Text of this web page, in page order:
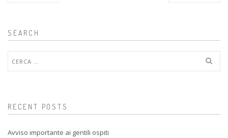
SEARCH
per:
RECENT POSTS
Avviso importante ai gentili ospiti